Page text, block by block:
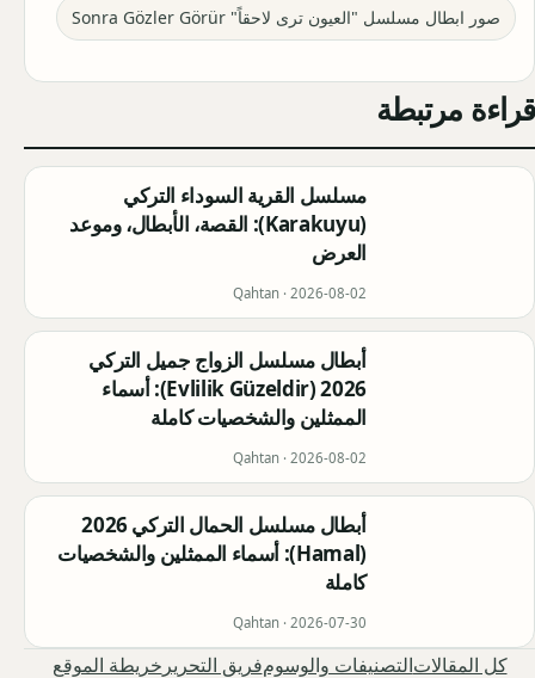
صور ابطال مسلسل "العيون ترى لاحقاً" Sonra Gözler Görür
قراءة مرتبطة
مسلسل القرية السوداء التركي
(Karakuyu): القصة، الأبطال، وموعد
العرض
Qahtan · 2026-08-02
أبطال مسلسل الزواج جميل التركي
2026 (Evlilik Güzeldir): أسماء
الممثلين والشخصيات كاملة
Qahtan · 2026-08-02
أبطال مسلسل الحمال التركي 2026
(Hamal): أسماء الممثلين والشخصيات
كاملة
Qahtan · 2026-07-30
كل المقالاتالتصنيفات والوسومفريق التحرير خريطة الموقع